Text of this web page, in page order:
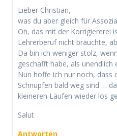
Lieber Christian,
was du aber gleich für
Oh, das mit der Korrigiererei
Lehrerberuf nicht bräuchte,
Da bin ich weniger stolz,
geschafft habe, als unendlich
Nun hoffe ich nur noch, dass
Schnupfen bald weg sind …
kleineren Läufen wieder los
Salut
Antworten